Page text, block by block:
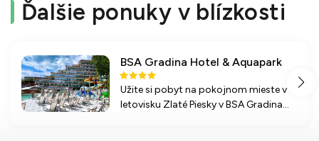
Ďalšie ponuky v blízkosti
BSA Gradina Hotel & Aquapark
Užite si pobyt na pokojnom mieste v
letovisku Zlaté Piesky v BSA Gradina